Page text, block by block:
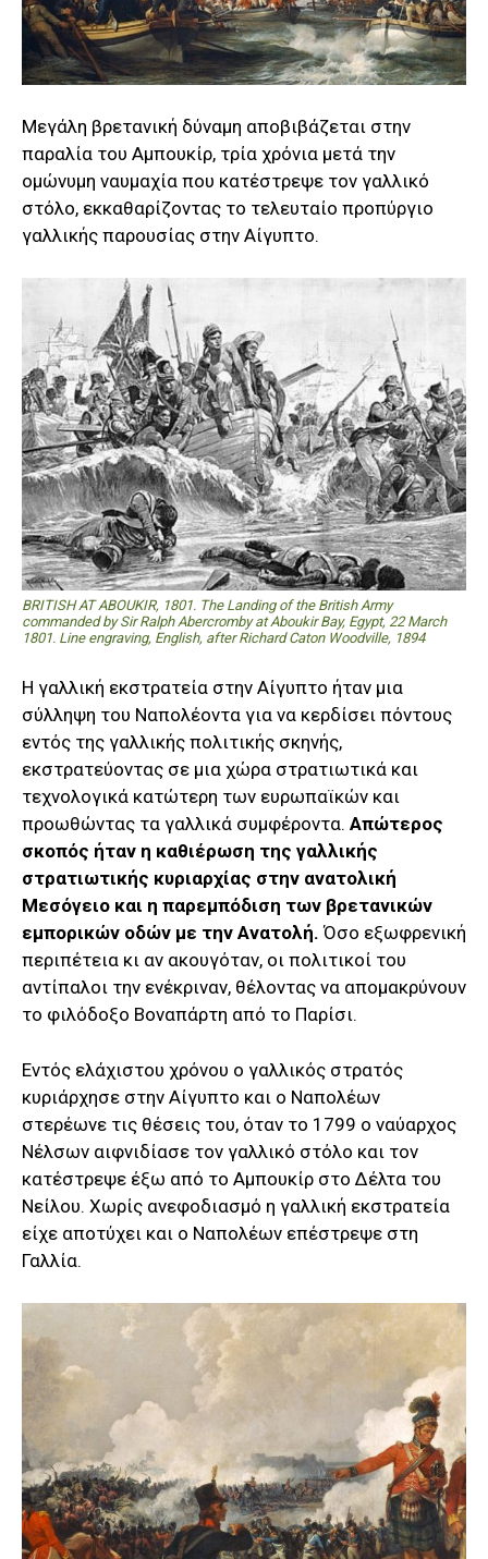
Μεγάλη βρετανική δύναμη αποβιβάζεται στην
παραλία του Αμπουκίρ, τρία χρόνια μετά την
ομώνυμη ναυμαχία που κατέστρεψε τον γαλλικό
στόλο, εκκαθαρίζοντας το τελευταίο προπύργιο
γαλλικής παρουσίας στην Αίγυπτο.
BRITISH AT ABOUKIR, 1801. The Landing of the British Army
commanded by Sir Ralph Abercromby at Aboukir Bay, Egypt, 22 March
1801. Line engraving, English, after Richard Caton Woodville, 1894
Η γαλλική εκστρατεία στην Αίγυπτο ήταν μια
σύλληψη του Ναπολέοντα για να κερδίσει πόντους
εντός της γαλλικής πολιτικής σκηνής,
εκστρατεύοντας σε μια χώρα στρατιωτικά και
τεχνολογικά κατώτερη των ευρωπαϊκών και
προωθώντας τα γαλλικά συμφέροντα. Απώτερος
σκοπός ήταν η καθιέρωση της γαλλικής
στρατιωτικής κυριαρχίας στην ανατολική
Μεσόγειο και η παρεμπόδιση των βρετανικών
εμπορικών οδών με την Ανατολή. Όσο εξωφρενική
περιπέτεια κι αν ακουγόταν, οι πολιτικοί του
αντίπαλοι την ενέκριναν, θέλοντας να απομακρύνουν
το φιλόδοξο Βοναπάρτη από το Παρίσι.
Εντός ελάχιστου χρόνου ο γαλλικός στρατός
κυριάρχησε στην Αίγυπτο και ο Ναπολέων
στερέωνε τις θέσεις του, όταν το 1799 ο ναύαρχος
Νέλσων αιφνιδίασε τον γαλλικό στόλο και τον
κατέστρεψε έξω από το Αμπουκίρ στο Δέλτα του
Νείλου. Χωρίς ανεφοδιασμό η γαλλική εκστρατεία
είχε αποτύχει και ο Ναπολέων επέστρεψε στη
Γαλλία.